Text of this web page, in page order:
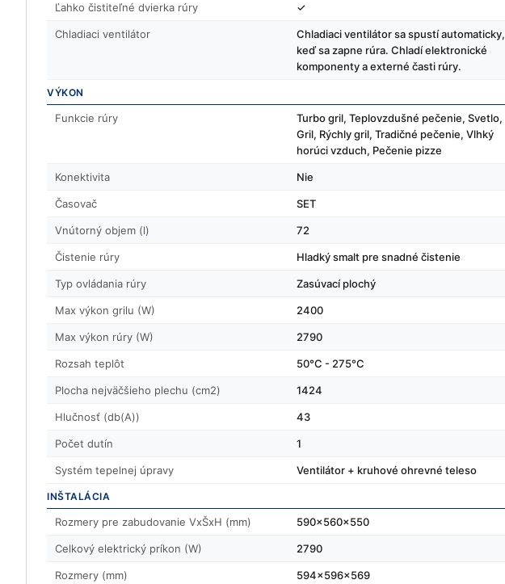
Ľahko čistiteľné dvierka rúry ✓
Chladiaci ventilátor
Chladiaci ventilátor sa spustí automaticky,
keď sa zapne rúra. Chladí elektronické
komponenty a externé časti rúry.
VÝKON
Funkcie rúry
Turbo gril, Teplovzdušné pečenie, Svetlo,
Gril, Rýchly gril, Tradičné pečenie, Vlhký
horúci vzduch, Pečenie pizze
Konektivita Nie
Časovač SET
Vnútorný objem (l) 72
Čistenie rúry Hladký smalt pre snadné čistenie
Typ ovládania rúry Zasúvací plochý
Max výkon grilu (W) 2400
Max výkon rúry (W) 2790
Rozsah teplôt 50°C - 275°C
Plocha nejväčšieho plechu (cm2) 1424
Hlučnosť (db(A)) 43
Počet dutín 1
Systém tepelnej úpravy Ventilátor + kruhové ohrevné teleso
INŠTALÁCIA
Rozmery pre zabudovanie VxŠxH (mm) 590x560x550
Celkový elektrický príkon (W) 2790
Rozmery (mm) 594x596x569